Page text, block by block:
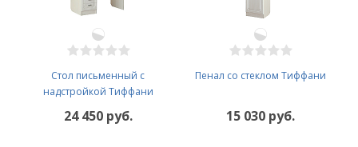
Стол письменный с
надстройкой Тиффани
24 450 руб.
Пенал со стеклом Тиффани
15 030 руб.